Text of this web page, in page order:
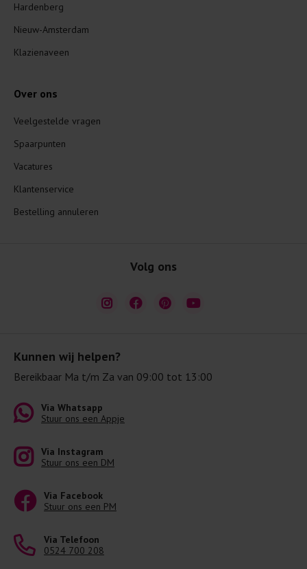
Kunnen wij helpen?
Bereikbaar Ma t/m Za van 09:00 tot 13:00
Via Whatsapp
Stuur ons een Appje
Via Instagram
Stuur ons een DM
Via Facebook
Stuur ons een PM
Via Telefoon
0524 700 208
Hardenberg
Nieuw-Amsterdam
Klazienaveen
Over ons
Veelgestelde vragen
Spaarpunten
Vacatures
Klantenservice
Bestelling annuleren
Volg ons